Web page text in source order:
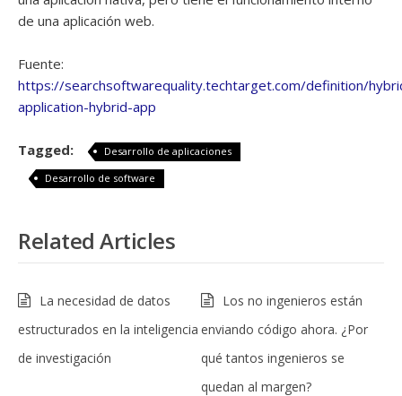
de una aplicación web.
Fuente:
https://searchsoftwarequality.techtarget.com/definition/
application-hybrid-app
Tagged:
Desarrollo de aplicaciones
Desarrollo de software
Related Articles
La necesidad de datos
estructurados en la inteligencia
de investigación
Los no ingenieros están
enviando código ahora. ¿Por
qué tantos ingenieros se
quedan al margen?